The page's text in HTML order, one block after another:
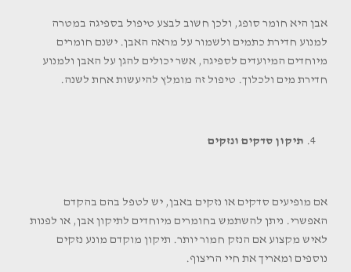
אבן היא חומר סופג, ולכן חשוב לבצע טיפול בספיגה במטרה
למנוע חדירת כתמים ולשמור על מראה האבן. ישנם חומרים
מיוחדים המיועדים לספיגה, אשר יכולים להגן על האבן ולמנוע
חדירת מים ולכלוך. טיפול זה מומלץ להיעשות אחת לשנה.
תיקון סדקים ונזקים
אם מופיעים סדקים או נזקים באבן, יש לטפל בהם בהקדם
האפשרי. ניתן להשתמש בחומרים מיוחדים לתיקון אבן, או לפנות
לאיש מקצוע אם הנזק חמור יותר. תיקון מוקדם מונע נזקים
נוספים ומאריך את חיי הריצוף.